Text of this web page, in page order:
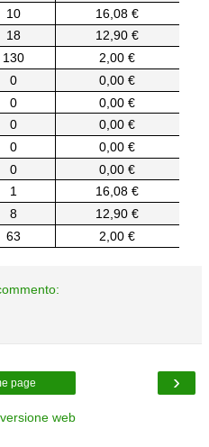
10
16,08 €
18
12,90 €
130
2,00 €
0
0,00 €
0
0,00 €
0
0,00 €
0
0,00 €
0
0,00 €
1
16,08 €
8
12,90 €
63 2,00 €
›
page
web